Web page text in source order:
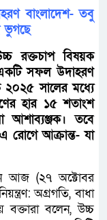
বাংলাদেশ- তবু
ভুগছে
রক্তচাপ বিষয়ক
একটি সফল উদাহরণ
২০২৫ সালের মধ্যে
হার ১৫ শতাংশ
আশাব্যঞ্জক। তবে
রোগে আক্রান্ত- যা
আজ (২৭ অক্টোবর
অগ্রগতি, বাধা
বক্তারা বলেন, উচ্চ